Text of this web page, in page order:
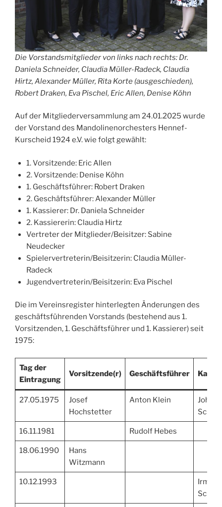
Die Vorstandsmitglieder von links nach rechts: Dr.
Daniela Schneider, Claudia Müller-Radeck, Claudia
Hirtz, Alexander Müller, Rita Korte (ausgeschieden),
Robert Draken, Eva Pischel, Eric Allen, Denise Köhn
Auf der Mitgliederversammlung am 24.01.2025 wurde
der Vorstand des Mandolinenorchesters Hennef-
Kurscheid 1924 e.V. wie folgt gewählt:
1. Vorsitzende: Eric Allen
2. Vorsitzende: Denise Köhn
1. Geschäftsführer: Robert Draken
2. Geschäftsführer: Alexander Müller
1. Kassierer: Dr. Daniela Schneider
2. Kassiererin: Claudia Hirtz
Vertreter der Mitglieder/Beisitzer: Sabine
Neudecker
Spielervertreterin/Beisitzerin: Claudia Müller-
Radeck
Jugendvertreterin/Beisitzerin: Eva Pischel
Die im Vereinsregister hinterlegten Änderungen des
geschäftsführenden Vorstands (bestehend aus 1.
Vorsitzenden, 1. Geschäftsführer und 1. Kassierer) seit
1975:
Tag der
Eintragung
Vorsitzende(r) Geschäftsführer
27.05.1975
Josef
Hochstetter
Anton Klein
16.11.1981 Rudolf Hebes
18.06.1990
Hans
Witzmann
10.12.1993
Schulz